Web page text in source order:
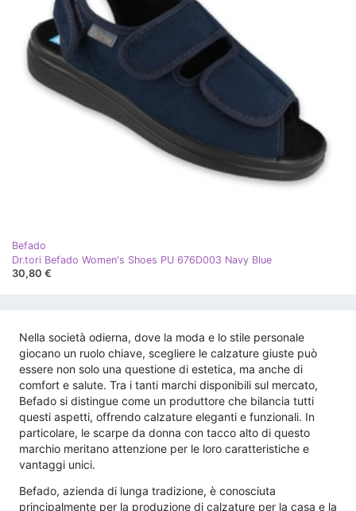
Befado
Dr.tori Befado Women's Shoes PU 676D003 Navy Blue
30,80 €
Nella società odierna, dove la moda e lo stile personale
giocano un ruolo chiave, scegliere le calzature giuste può
essere non solo una questione di estetica, ma anche di
comfort e salute. Tra i tanti marchi disponibili sul mercato,
Befado si distingue come un produttore che bilancia tutti
questi aspetti, offrendo calzature eleganti e funzionali. In
particolare, le scarpe da donna con tacco alto di questo
marchio meritano attenzione per le loro caratteristiche e
vantaggi unici.
Befado, azienda di lunga tradizione, è conosciuta
principalmente per la produzione di calzature per la casa e la